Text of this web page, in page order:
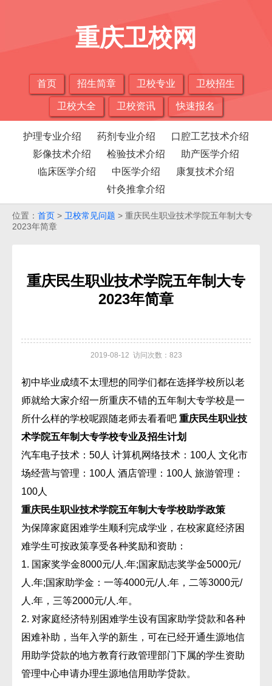
重庆卫校网
首页 招生简章 卫校专业 卫校招生
卫校大全 卫校资讯 快速报名
护理专业介绍 药剂专业介绍
口腔工艺技术介绍
影像技术介绍
检验技术介绍
助产医学介绍
临床医学介绍
中医学介绍
康复技术介绍
针灸推拿介绍
位置： 首页 > 卫校常见问题 > 重庆民生职业技术学院五年制大专
2023年简章
重庆民生职业技术学院五年制大专
2023年简章
2019-08-12 访问次数：823
初中毕业成绩不太理想的同学们都在选择学校所以老
师就给大家介绍一所重庆不错的五年制大专学校是一
所什么样的学校呢跟随老师去看看吧 重庆民生职业技
术学院五年制大专学校专业及招生计划
汽车电子技术：50人 计算机网络技术：100人 文化市
场经营与管理：100人 酒店管理：100人 旅游管理：
100人
重庆民生职业技术学院五年制大专学校助学政策
为保障家庭困难学生顺利完成学业，在校家庭经济困
难学生可按政策享受各种奖励和资助：
1. 国家奖学金8000元/人.年;国家励志奖学金5000元/
人.年;国家助学金：一等4000元/人.年，二等3000元/
人.年，三等2000元/人.年。
2. 对家庭经济特别困难学生设有国家助学贷款和各种
困难补助，当年入学的新生，可在已经开通生源地信
用助学贷款的地方教育行政管理部门下属的学生资助
管理中心申请办理生源地信用助学贷款。